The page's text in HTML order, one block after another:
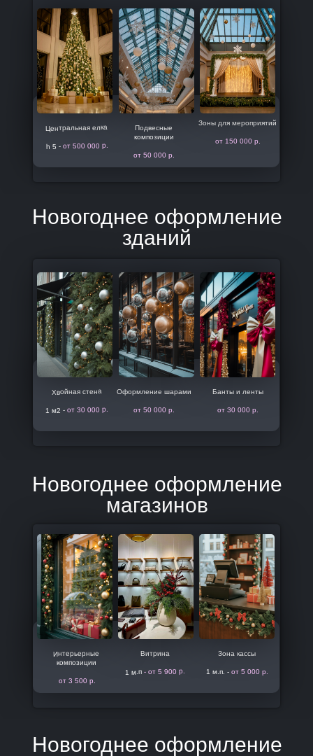
Центральная елка
h 5 - от 500 000 р.
Подвесные
композиции
от 50 000 р.
Зоны для мероприятий
от 150 000 р.
Новогоднее оформление
зданий
Хвойная стена
1 м2 -от 30 000 р.
Оформление шарами
от 50 000 р.
Банты и ленты
от 30 000 р.
Новогоднее оформление
магазинов
Интерьерные
композиции
от 3 500 р.
Витрина
1 м.п- от 5 900 р.
Зона кассы
1 м.п. - от 5 000 р.
Новогоднее оформление